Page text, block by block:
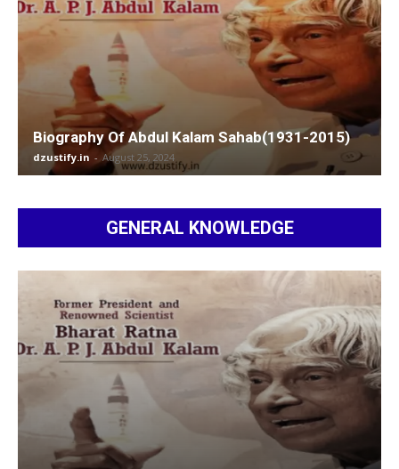
Biography Of Abdul Kalam Sahab(1931-2015)
dzustify.in - August 25, 2024
GENERAL KNOWLEDGE